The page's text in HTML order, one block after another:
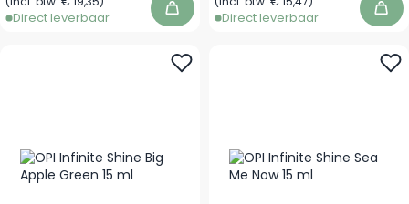
Direct leverbaar In winkelwagen
Direct leverbaar In